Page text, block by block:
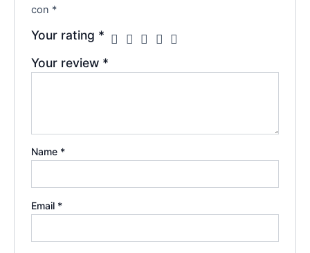
con *
Your rating *
Your review *
Name *
Email *